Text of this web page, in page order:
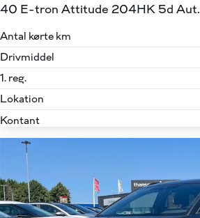
40 E-tron Attitude 204HK 5d Aut.
Antal kørte km
Drivmiddel
1. reg.
Lokation
Kontant